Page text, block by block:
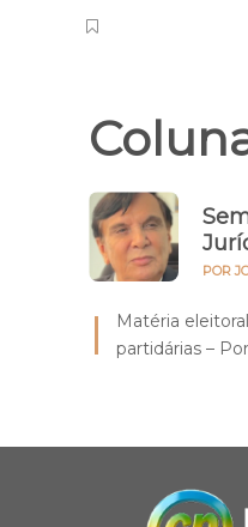
POR
Matéria
partidárias –